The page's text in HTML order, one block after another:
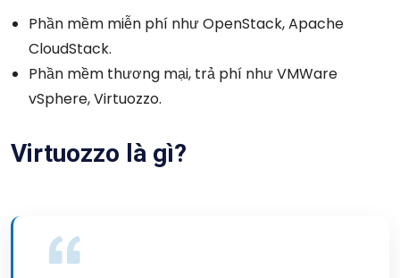
Phần mềm miễn phí như OpenStack, Apache
CloudStack.
Phần mềm thương mại, trả phí như VMWare
vSphere, Virtuozzo.
Virtuozzo là gì?